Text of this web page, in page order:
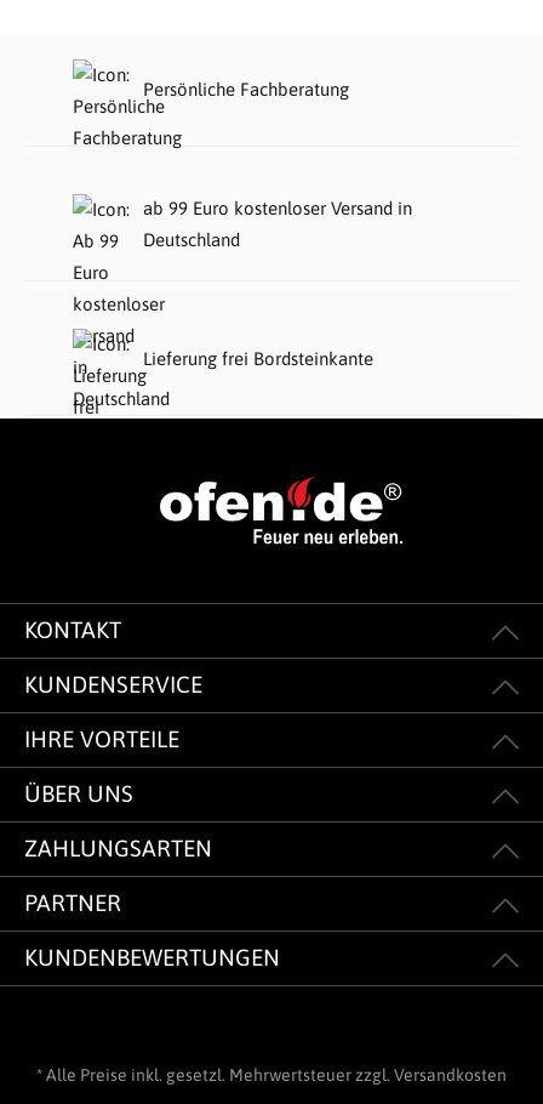
Persönliche Fachberatung
ab 99 Euro kostenloser Versand in
Deutschland
Lieferung frei Bordsteinkante
KONTAKT
KUNDENSERVICE
IHRE VORTEILE
ÜBER UNS
ZAHLUNGSARTEN
PARTNER
KUNDENBEWERTUNGEN
* Alle Preise inkl. gesetzl. Mehrwertsteuer zzgl. Versandkosten